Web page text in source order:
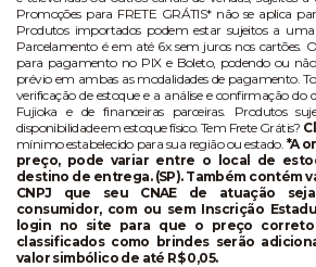
Promoções para FRETE GRÁTIS* não se aplica
Produtos importados podem estar sujeitos a
Parcelamento é em até 6x sem juros nos cartões.
para pagamento no PIX e Boleto, podendo ou
prévio em ambas as modalidades de pagamento.
verificação de estoque e a análise e confirmação
Fujioka e de financeiras parceiras. Produtos
disponibilidade em estoque físico. Tem Frete Grátis?
mínimo estabelecido para sua região ou estado. *A
preço, pode variar entre o local de
destino de entrega. (SP). Também contém
CNPJ que seu CNAE de atuação
consumidor, com ou sem Inscrição
login no site para que o preço correto
classificados como brindes serão
valor simbólico de até R$ 0,05.